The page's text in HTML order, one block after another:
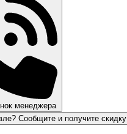
менеджера
Сообщите и получите скидку